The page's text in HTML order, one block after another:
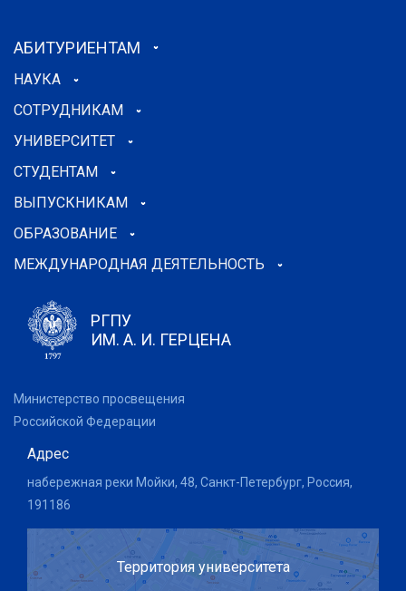
АБИТУРИЕНТАМ
НАУКА
СОТРУДНИКАМ
УНИВЕРСИТЕТ
СТУДЕНТАМ
ВЫПУСКНИКАМ
ОБРАЗОВАНИЕ
МЕЖДУНАРОДНАЯ ДЕЯТЕЛЬНОСТЬ
РГПУ
ИМ. А. И. ГЕРЦЕНА
Министерство просвещения
Российской Федерации
Адрес
набережная реки Мойки, 48, Санкт-Петербург, Россия,
191186
Территория университета